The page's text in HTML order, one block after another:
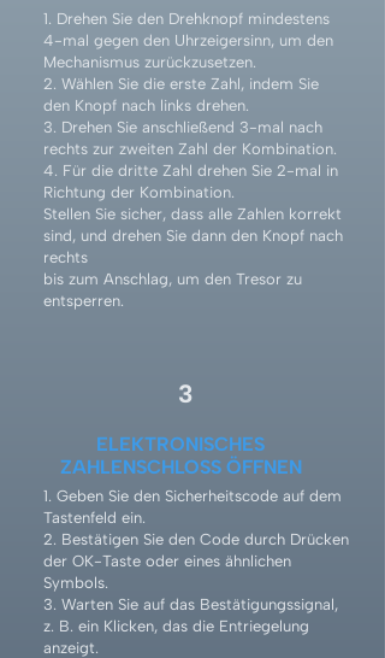
1. Drehen Sie den Drehknopf mindestens
4-mal gegen den Uhrzeigersinn, um den
Mechanismus zurückzusetzen.
2. Wählen Sie die erste Zahl, indem Sie
den Knopf nach links drehen.
3. Drehen Sie anschließend 3-mal nach
rechts zur zweiten Zahl der Kombination.
4. Für die dritte Zahl drehen Sie 2-mal in
Richtung der Kombination.
Stellen Sie sicher, dass alle Zahlen korrekt
sind, und drehen Sie dann den Knopf nach
rechts
bis zum Anschlag, um den Tresor zu
entsperren.
3
ELEKTRONISCHES
ZAHLENSCHLOSS ÖFFNEN
1. Geben Sie den Sicherheitscode auf dem
Tastenfeld ein.
2. Bestätigen Sie den Code durch Drücken
der OK-Taste oder eines ähnlichen
Symbols.
3. Warten Sie auf das Bestätigungssignal,
z. B. ein Klicken, das die Entriegelung
anzeigt.